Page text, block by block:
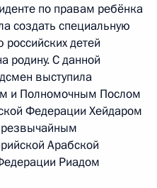
по правам ребёнка
создать специальную
детей
родину. С данной
выступила
и Полномочным Послом
Федерации Хейдаром
Арабской
Риадом